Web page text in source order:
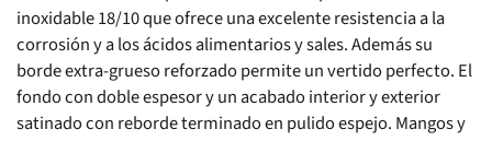
inoxidable 18/10 que ofrece una excelente resistencia a la
corrosión y a los ácidos alimentarios y sales. Además su
borde extra-grueso reforzado permite un vertido perfecto. El
fondo con doble espesor y un acabado interior y exterior
satinado con reborde terminado en pulido espejo. Mangos y